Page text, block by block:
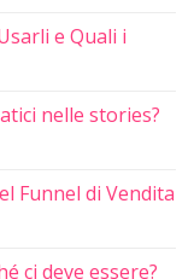
e Quali i
nelle stories?
Funnel di Vendita
ci deve essere?